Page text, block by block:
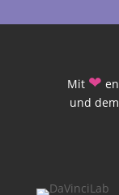
Mit ❤
und